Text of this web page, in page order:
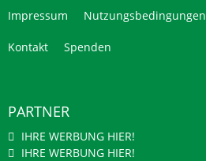
Impressum Nutzungsbedingungen
Kontakt Spenden
PARTNER
IHRE WERBUNG HIER!
IHRE WERBUNG HIER!